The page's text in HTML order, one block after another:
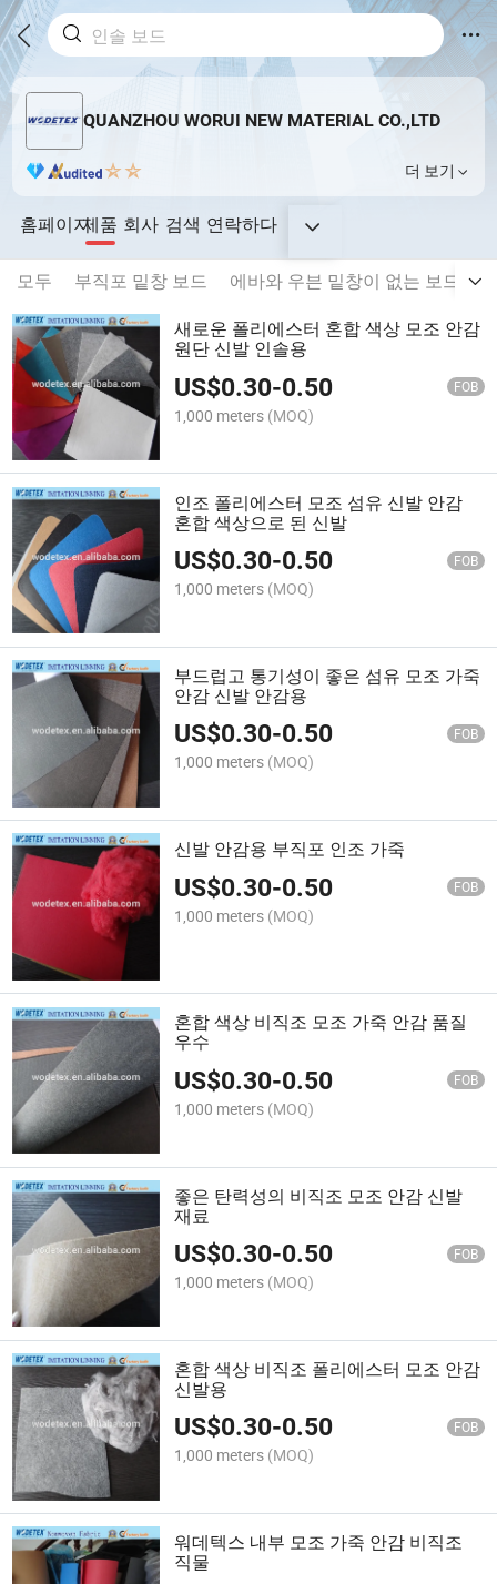
QUANZHOU WORUI NEW MATERIAL CO.,LTD
더 보기
홈페이지제품 회사 검색 연락하다
모두 부직포 밑창 보드 에바와 우븐 밑창이 없는 보드
새로운 폴리에스터 혼합 색상 모조 안감
원단 신발 인솔용
US$0.30-0.50 FOB
1,000 meters (MOQ)
인조 폴리에스터 모조 섬유 신발 안감
혼합 색상으로 된 신발
US$0.30-0.50 FOB
1,000 meters (MOQ)
부드럽고 통기성이 좋은 섬유 모조 가죽
안감 신발 안감용
US$0.30-0.50 FOB
1,000 meters (MOQ)
신발 안감용 부직포 인조 가죽
US$0.30-0.50 FOB
1,000 meters (MOQ)
혼합 색상 비직조 모조 가죽 안감 품질
우수
US$0.30-0.50 FOB
1,000 meters (MOQ)
좋은 탄력성의 비직조 모조 안감 신발
재료
US$0.30-0.50 FOB
1,000 meters (MOQ)
혼합 색상 비직조 폴리에스터 모조 안감
신발용
US$0.30-0.50 FOB
1,000 meters (MOQ)
워데텍스 내부 모조 가죽 안감 비직조
직물